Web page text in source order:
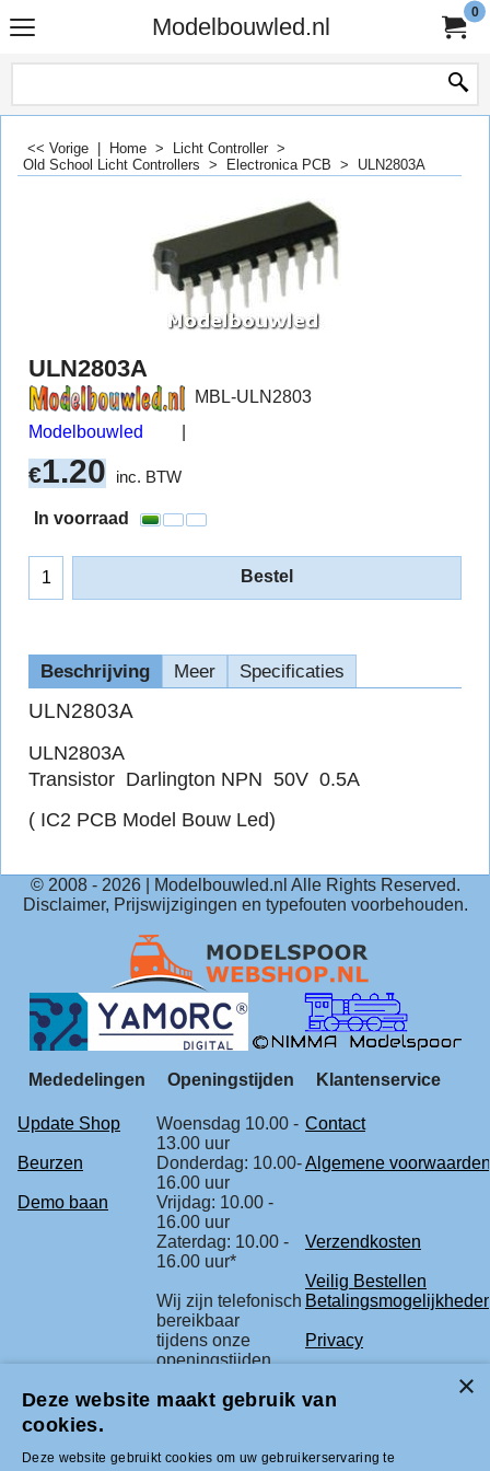
Modelbouwled.nl
0
<< Vorige Home > Licht Controller >
Old School Licht Controllers > Electronica PCB > ULN2803A
ULN2803A
Modelbouwled
MBL-ULN2803
€1.20 inc. BTW
In voorraad
Bestel
Beschrijving Meer Specificaties
ULN2803A
ULN2803A
Transistor Darlington NPN 50V 0.5A
( IC2 PCB Model Bouw Led)
© 2008 - 2026| Modelbouwled.nl Alle Rights Reserved.
Disclaimer, Prijswijzigingen en typefouten voorbehouden.
Mededelingen Openingstijden Klantenservice
Update Shop
Woensdag 10.00 -
13.00 uur
Contact
Beurzen
Donderdag: 10.00-
16.00 uur
Algemene voorwaarden
Demo baan
Vrijdag: 10.00 -
16.00 uur
Zaterdag: 10.00 -
16.00 uur*
Verzendkosten
Veilig Bestellen
Wij zijn telefonisch
bereikbaar
tijdens onze
openingstijden.
Privacy
* check voor de
Klachtenregeling
agenda.
Deze website maakt gebruik van
cookies.
Deze website gebruikt cookies om uw gebruikerservaring te